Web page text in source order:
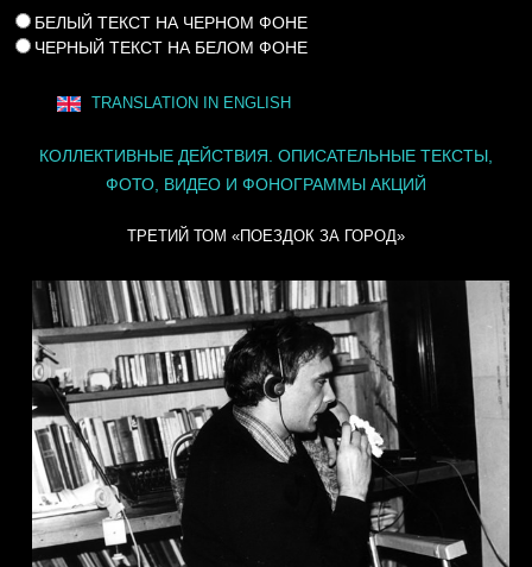
БЕЛЫЙ ТЕКСТ НА ЧЕРНОМ ФОНЕ
ЧЕРНЫЙ ТЕКСТ НА БЕЛОМ ФОНЕ
TRANSLATION IN ENGLISH
КОЛЛЕКТИВНЫЕ ДЕЙСТВИЯ. ОПИСАТЕЛЬНЫЕ ТЕКСТЫ,
ФОТО, ВИДЕО И ФОНОГРАММЫ АКЦИЙ
ТРЕТИЙ ТОМ «ПОЕЗДОК ЗА ГОРОД»